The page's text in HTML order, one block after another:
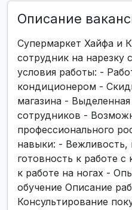
Описание
Супермаркет Хайфа и
сотрудник на нарезку
условия работы: -
кондиционером -
магазина -
сотрудников -
профессионального
навыки: - Вежливость,
готовность к работе
к работе на ногах -
обучение Описание
Консультирование